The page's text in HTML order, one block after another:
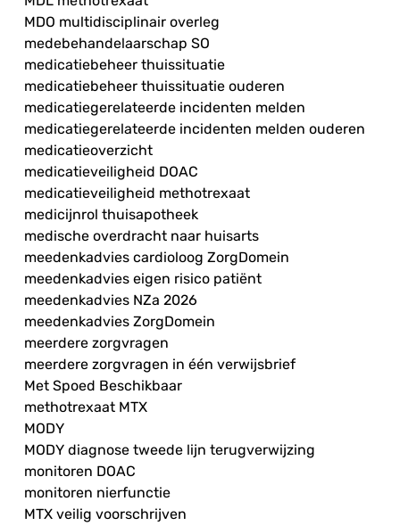
MDO multidisciplinair overleg
medebehandelaarschap SO
medicatiebeheer thuissituatie
medicatiebeheer thuissituatie ouderen
medicatiegerelateerde incidenten melden
medicatiegerelateerde incidenten melden ouderen
medicatieoverzicht
medicatieveiligheid DOAC
medicatieveiligheid methotrexaat
medicijnrol thuisapotheek
medische overdracht naar huisarts
meedenkadvies cardioloog ZorgDomein
meedenkadvies eigen risico patiënt
meedenkadvies NZa 2026
meedenkadvies ZorgDomein
meerdere zorgvragen
meerdere zorgvragen in één verwijsbrief
Met Spoed Beschikbaar
methotrexaat MTX
MODY
MODY diagnose tweede lijn terugverwijzing
monitoren DOAC
monitoren nierfunctie
MTX veilig voorschrijven